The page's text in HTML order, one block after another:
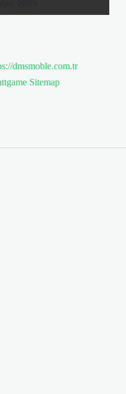
dmsmoble.com.tr
Sitemap